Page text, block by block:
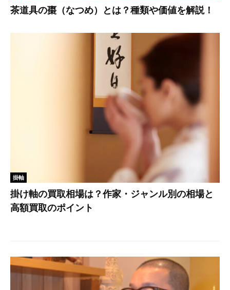
茶道具の棗（なつめ）とは？種類や価値を解説！
掛軸
掛け軸の買取相場は？作家・ジャンル別の相場と
高額買取のポイント